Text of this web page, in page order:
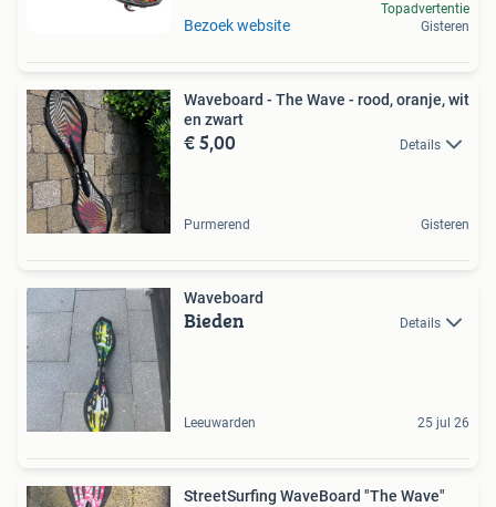
Bezoek website
Topadvertentie
Gisteren
Waveboard - The Wave - rood, oranje, wit
en zwart
€ 5,00 Details
Purmerend Gisteren
Waveboard
Bieden Details
Leeuwarden 25 jul 26
StreetSurfing WaveBoard "The Wave"